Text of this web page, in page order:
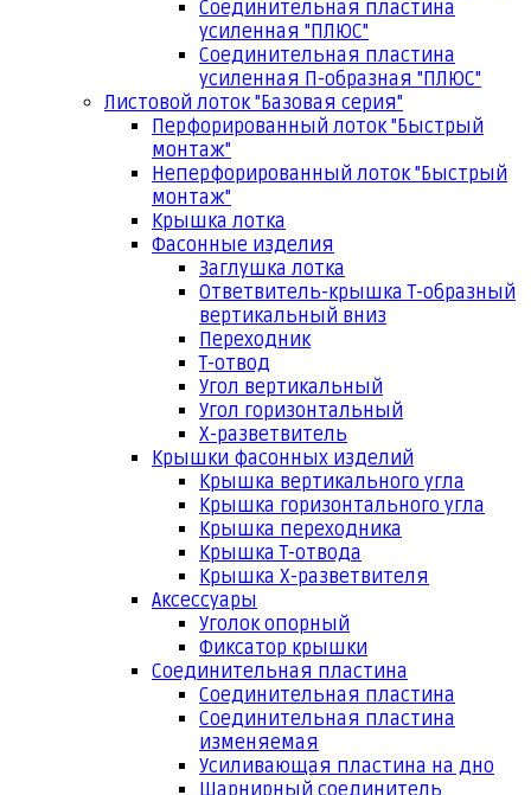
Соединительная пластина
усиленная "ПЛЮС"
Соединительная пластина
усиленная П-образная "ПЛЮС"
Листовой лоток "Базовая серия"
Перфорированный лоток "Быстрый
монтаж"
Неперфорированный лоток "Быстрый
монтаж"
Крышка лотка
Фасонные изделия
Заглушка лотка
Ответвитель-крышка Т-образный
вертикальный вниз
Переходник
Т-отвод
Угол вертикальный
Угол горизонтальный
Х-разветвитель
Крышки фасонных изделий
Крышка вертикального угла
Крышка горизонтального угла
Крышка переходника
Крышка Т-отвода
Крышка Х-разветвителя
Аксессуары
Уголок опорный
Фиксатор крышки
Соединительная пластина
Соединительная пластина
Соединительная пластина
изменяемая
Усиливающая пластина на дно
Шарнирный соединитель